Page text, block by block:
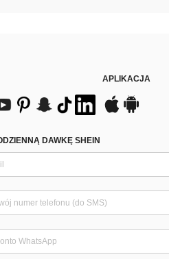
APLIKACJA
DAWKĘ SHEIN